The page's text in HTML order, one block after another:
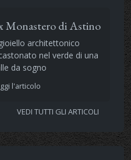
Monastero di Astino
architettonico
nel verde di una
da sogno
l'articolo
VEDI TUTTI GLI ARTICOLI